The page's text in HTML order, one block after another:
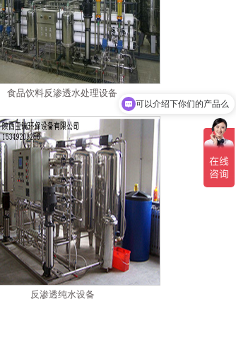
食品饮料反渗透水处理设备
反渗透纯水设备
你们是怎么收费的呢